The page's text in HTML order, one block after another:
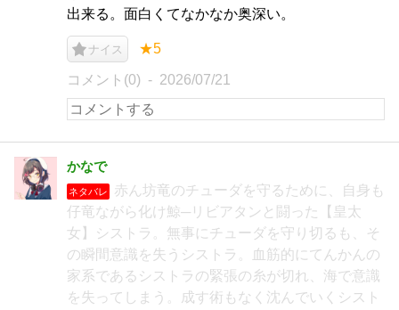
出来る。面白くてなかなか奥深い。
ナイス ★5
コメント(0) 2026/07/21
かなで
ネタバレ
赤ん坊竜のチューダを守るために、自身も
仔竜ながら化け鯨─リビアタンと闘った【皇太
女】シストラ。無事にチューダを守り切るも、そ
の瞬間意識を失うシストラ。血筋的にてんかんの
家系であるシストラの緊張の糸が切れ、海で意識
を失ってしまう。成す術もなく沈んでいくシスト